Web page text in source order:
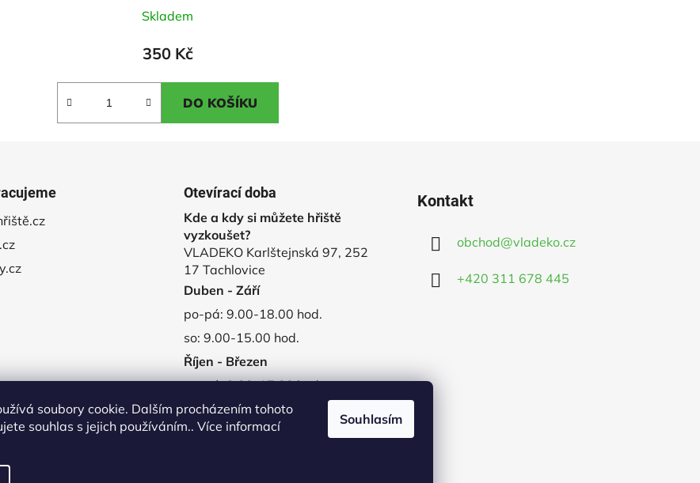
soubory cookie. Dalším procházením tohoto
souhlas s jejich používáním.. Více informací
Souhlasím
hodnocení
produktu
Skladem
350 Kč
DO KOŠÍKU
Otevírací doba
Kde a kdy si můžete hřiště
vyzkoušet?
VLADEKO Karlštejnská 97, 252
17 Tachlovice
Duben - Září
po-pá: 9.00-18.00 hod.
so: 9.00-15.00 hod.
Říjen - Březen
po-pá: 9.00-17.00 hod.
so-ne: zavřeno
Kontakt
obchod@vladeko.cz
+420 311 678 445